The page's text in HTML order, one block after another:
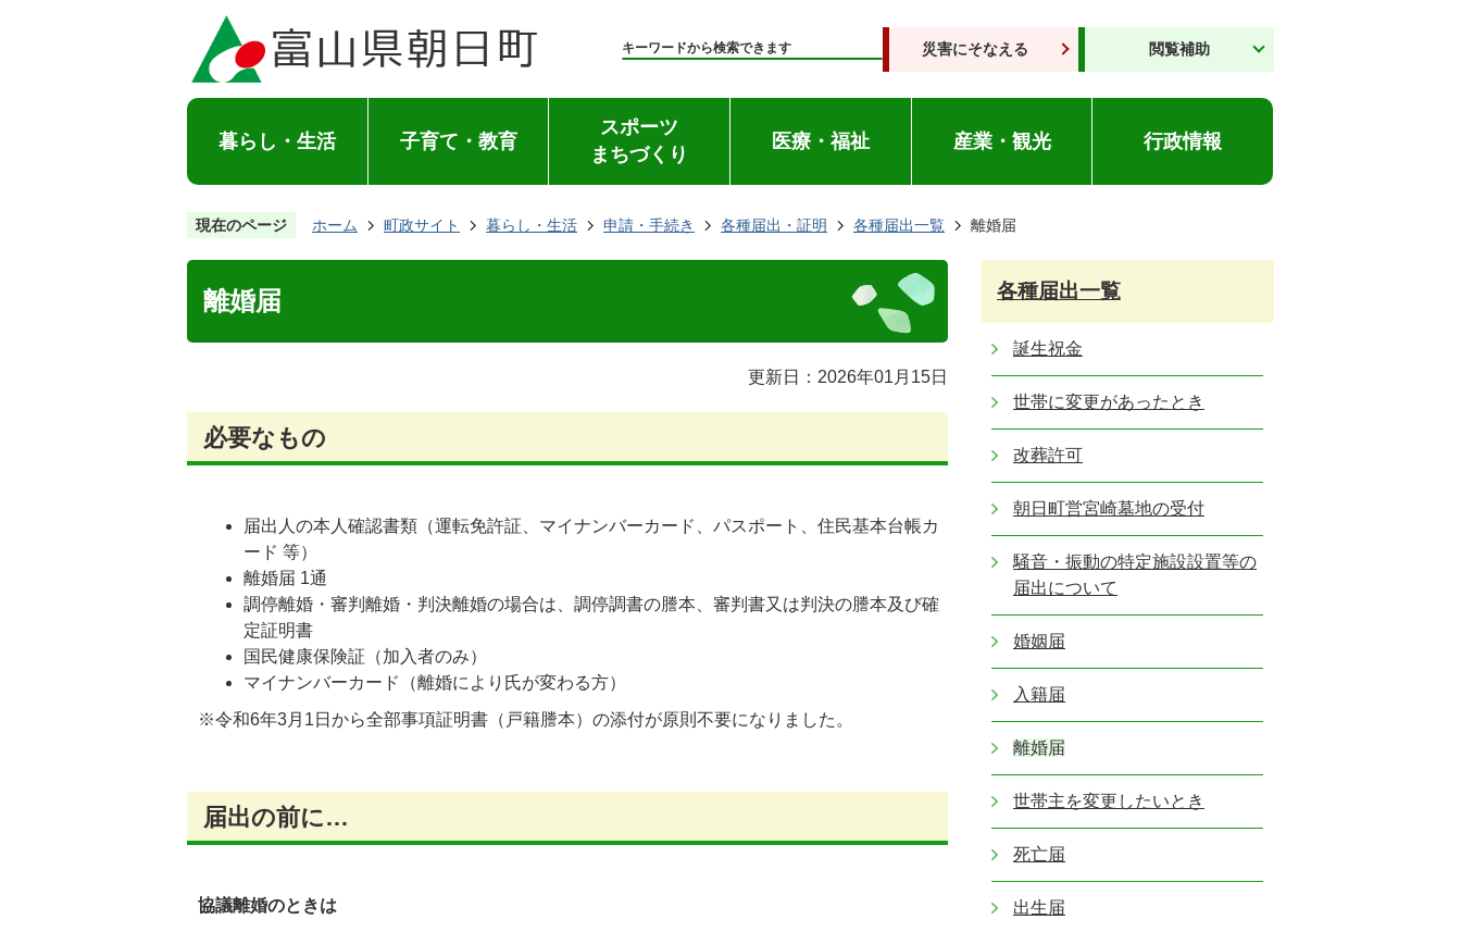
キーワードから検索できます 災害にそなえる 閲覧補助
暮らし・生活 子育て・教育
スポーツ
まちづくり
医療・福祉 産業・観光 行政情報
現在のページ ホーム 町政サイト 暮らし・生活 申請・手続き 各種届出・証明 各種届出一覧 離婚届
離婚届
更新日：2026年01月15日
必要なもの
届出人の本人確認書類（運転免許証、マイナンバーカード、パスポート、住民基本台帳カ
ード 等）
離婚届 1通
調停離婚・審判離婚・判決離婚の場合は、調停調書の謄本、審判書又は判決の謄本及び確
定証明書
国民健康保険証（加入者のみ）
マイナンバーカード（離婚により氏が変わる方）
※令和6年3月1日から全部事項証明書（戸籍謄本）の添付が原則不要になりました。
届出の前に…
協議離婚のときは
各種届出一覧
誕生祝金
世帯に変更があったとき
改葬許可
朝日町営宮崎墓地の受付
騒音・振動の特定施設設置等の
届出について
婚姻届
入籍届
離婚届
世帯主を変更したいとき
死亡届
出生届